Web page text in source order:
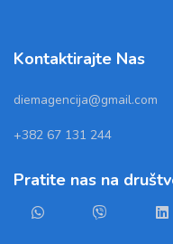
Kontaktirajte Nas
diemagencija@gmail.com
+382 67 131 244
Pratite nas na